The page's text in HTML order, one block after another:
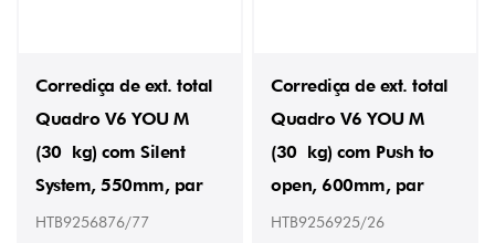
Corrediça de ext. total
Quadro V6 YOU M
(30 kg) com Silent
System, 550mm, par
HTB9256876/77
Corrediça de ext. total
Quadro V6 YOU M
(30 kg) com Push to
open, 600mm, par
HTB9256925/26